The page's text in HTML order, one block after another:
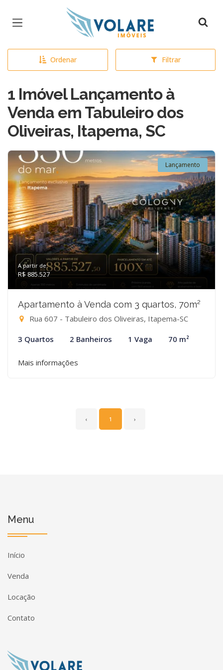
Página inicial
Ordenar Filtrar
1 Imóvel Lançamento à
Venda em Tabuleiro dos
Oliveiras, Itapema, SC
Lançamento
A partir de:
R$ 885.527
Apartamento à Venda com 3 quartos, 70m²
Rua 607 - Tabuleiro dos Oliveiras, Itapema-SC
3 Quartos 2 Banheiros 1 Vaga 70 m²
Mais informações
‹ 1 ›
Menu
Início
Venda
Locação
Contato
Página inicial